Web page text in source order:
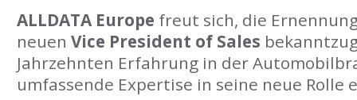
ALLDATA Europe freut sich, die
neuen Vice President of Sales
Jahrzehnten Erfahrung in der
umfassende Expertise in seine neue Rolle